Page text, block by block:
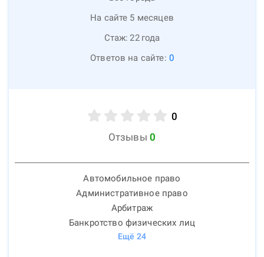
На сайте 5 месяцев
Стаж: 22 года
Ответов на сайте: 0
0
Отзывы 0
Автомобильное право
Административное право
Арбитраж
Банкротство физических лиц
Ещё 24